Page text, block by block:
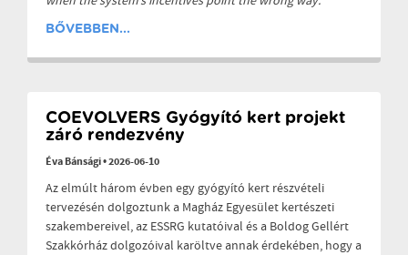
BŐVEBBEN...
COEVOLVERS Gyógyító kert projekt
záró rendezvény
Éva Bánsági•2026-06-10
Az elmúlt három évben egy gyógyító kert részvételi
tervezésén dolgoztunk a Magház Egyesület kertészeti
szakembereivel, az ESSRG kutatóival és a Boldog Gellért
Szakkórház dolgozóival karöltve annak érdekében, hogy a